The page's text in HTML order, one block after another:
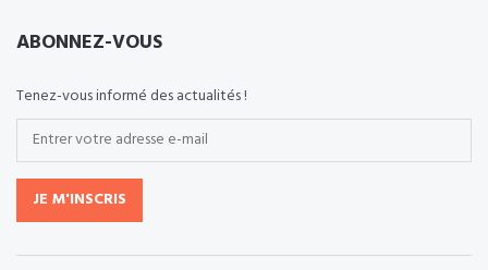
ABONNEZ-VOUS
Tenez-vous informé des actualités !
JE M'INSCRIS